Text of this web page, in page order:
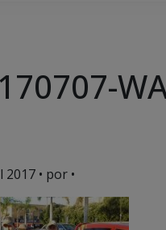
2017 • por •